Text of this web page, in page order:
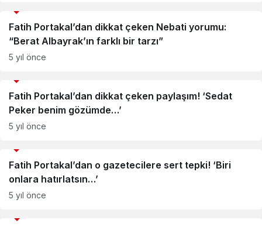
Fatih Portakal’dan dikkat çeken Nebati yorumu:
“Berat Albayrak’ın farklı bir tarzı”
5 yıl önce
Fatih Portakal’dan dikkat çeken paylaşım! ‘Sedat
Peker benim gözümde…’
5 yıl önce
Fatih Portakal’dan o gazetecilere sert tepki! ‘Biri
onlara hatırlatsın…’
5 yıl önce